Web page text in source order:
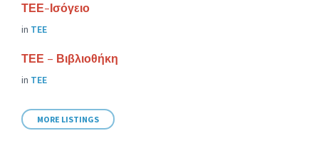
ΤΕΕ-Ισόγειο
in ΤΕΕ
ΤΕΕ – Βιβλιοθήκη
in ΤΕΕ
MORE LISTINGS